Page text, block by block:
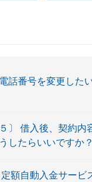
話番号を変更した
〕 借入後、契約内
したらいいですか？
定額自動入金サービ